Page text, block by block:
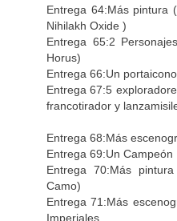
Entrega 64:Más pintura
Nihilakh Oxide )
Entrega 65:2
Horus)
Entrega 66:Un
Entrega 67:5
francotirador y
Entrega 68:Más
Entrega 69:Un Campeón
Entrega 70:Más
Camo)
Entrega 71:Más
Imperiales